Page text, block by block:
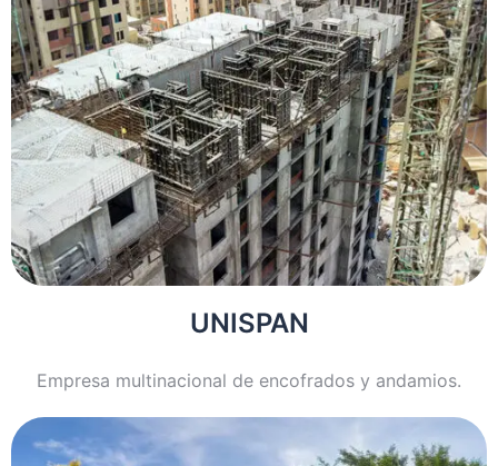
UNISPAN
Empresa multinacional de encofrados y andamios.